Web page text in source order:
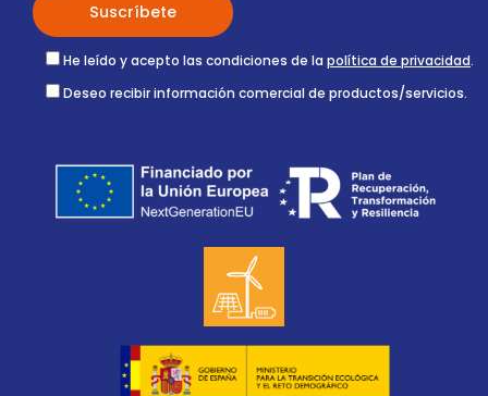
He leído y acepto las condiciones de la política de privacidad.
Deseo recibir información comercial de productos/servicios.